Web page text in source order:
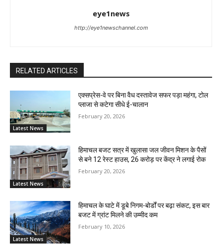
eye1news
http://eye1newschannel.com
RELATED ARTICLES
Latest News
एक्सप्रेस-वे पर बिना वैध दस्तावेज सफर पड़ा महंगा, टोल
प्लाजा से कटेगा सीधे ई-चालान
February 20, 2026
Latest News
हिमाचल बजट सत्र में खुलासा जल जीवन मिशन के पैसों
से बने 12 रेस्ट हाउस, 26 करोड़ पर केंद्र ने लगाई रोक
February 20, 2026
Latest News
हिमाचल के घाटे में डूबे निगम-बोर्डों पर बढ़ा संकट, इस बार
बजट में ग्रांट मिलने की उम्मीद कम
February 10, 2026